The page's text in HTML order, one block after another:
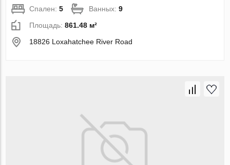
Спален:5 Ванных:9
Площадь:861.48 м²
18826 Loxahatchee River Road